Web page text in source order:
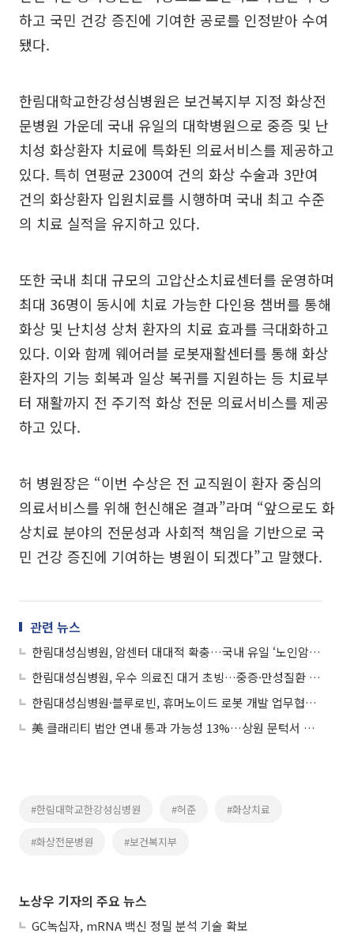
하고 국민 건강 증진에 기여한 공로를 인정받아 수여
됐다.
한림대학교한강성심병원은 보건복지부 지정 화상전
문병원 가운데 국내 유일의 대학병원으로 중증 및 난
치성 화상환자 치료에 특화된 의료서비스를 제공하고
있다. 특히 연평균 2300여 건의 화상 수술과 3만여
건의 화상환자 입원치료를 시행하며 국내 최고 수준
의 치료 실적을 유지하고 있다.
또한 국내 최대 규모의 고압산소치료센터를 운영하며
최대 36명이 동시에 치료 가능한 다인용 챔버를 통해
화상 및 난치성 상처 환자의 치료 효과를 극대화하고
있다. 이와 함께 웨어러블 로봇재활센터를 통해 화상
환자의 기능 회복과 일상 복귀를 지원하는 등 치료부
터 재활까지 전 주기적 화상 전문 의료서비스를 제공
하고 있다.
허 병원장은 “이번 수상은 전 교직원이 환자 중심의
의료서비스를 위해 헌신해온 결과”라며 “앞으로도 화
상치료 분야의 전문성과 사회적 책임을 기반으로 국
민 건강 증진에 기여하는 병원이 되겠다”고 말했다.
관련 뉴스
한림대성심병원, 암센터 대대적 확충…국내 유일 ‘노인암센터’ 운영
한림대성심병원, 우수 의료진 대거 초빙…중증·만성질환 통합 진료 체계 강화
한림대성심병원·블루로빈, 휴머노이드 로봇 개발 업무협약 체결
美 클래리티 법안 연내 통과 가능성 13%…상원 문턱서 제동
#한림대학교한강성심병원 #허준 #화상치료
#화상전문병원 #보건복지부
노상우 기자의 주요 뉴스
GC녹십자, mRNA 백신 정밀 분석 기술 확보